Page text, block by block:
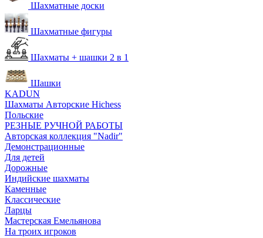
Шахматные доски
Шахматные фигуры
Шахматы + шашки 2 в 1
Шашки
KADUN
Шахматы Авторские Hichess
Польские
РЕЗНЫЕ РУЧНОЙ РАБОТЫ
Авторская коллекция "Nadir"
Демонстрационные
Для детей
Дорожные
Индийские шахматы
Каменные
Классические
Ларцы
Мастерская Емельянова
На троих игроков